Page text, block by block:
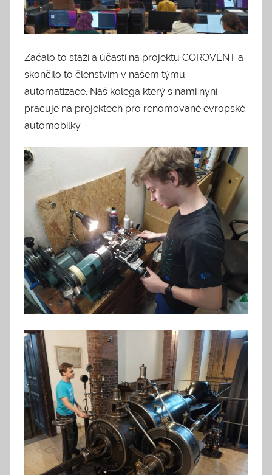
Začalo to stáží a účastí na projektu COROVENT a
skončilo to členstvím v našem týmu
automatizace. Náš kolega který s nami nyní
pracuje na projektech pro renomované evropské
automobilky.